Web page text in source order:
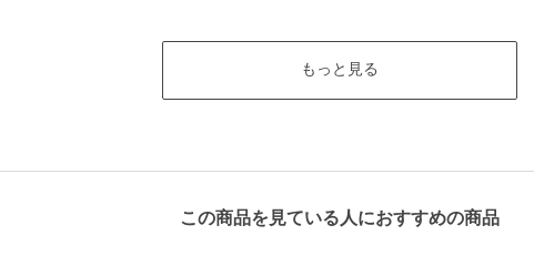
もっと見る
この商品を見ている人におすすめの商品